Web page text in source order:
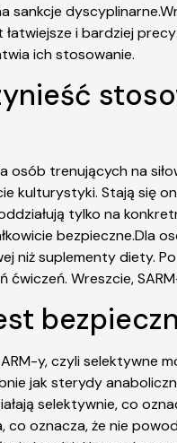
sankcje
łatwiejsze i bardziej
ich stosowanie.
osób trenujących na
kulturystyki. Stają się
tylko na
bezpieczne.Dla
niż suplementy diety.
Wreszcie,
y, czyli
jak sterydy
selektywnie, co
oznacza, że nie